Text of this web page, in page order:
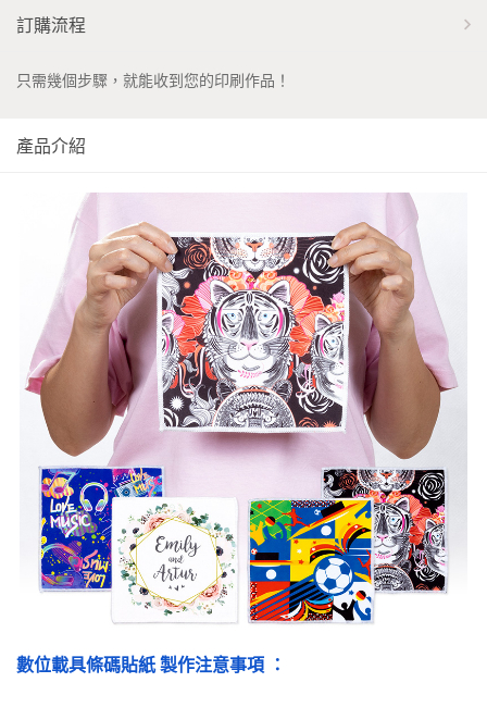
訂購流程
只需幾個步驟，就能收到您的印刷作品！
產品介紹
數位載具條碼貼紙 製作注意事項 ：